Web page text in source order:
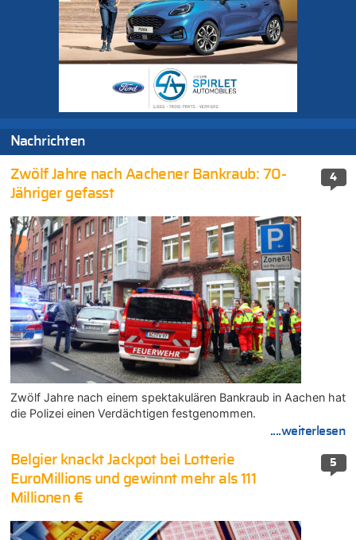
Nachrichten
4
Zwölf Jahre nach Aachener Bankraub: 70-
Jähriger gefasst
Zwölf Jahre nach einem spektakulären Bankraub in Aachen hat
die Polizei einen Verdächtigen festgenommen.
....weiterlesen
5
Belgier knackt Jackpot bei Lotterie
EuroMillions und gewinnt mehr als 111
Millionen €